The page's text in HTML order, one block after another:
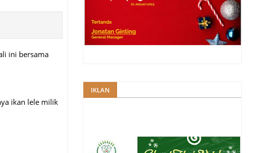
ini bersama
ikan lele milik
IKLAN